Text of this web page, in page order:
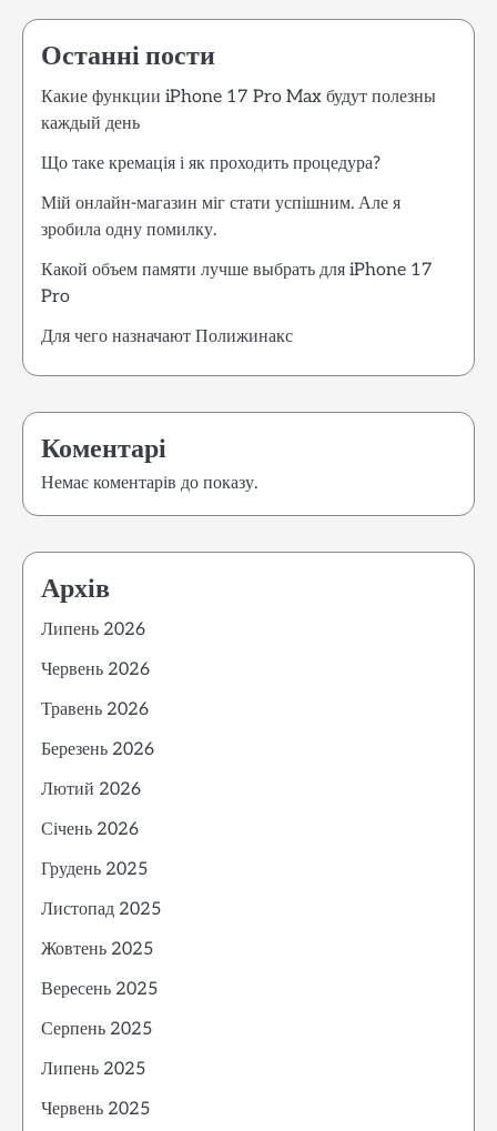
Останні пости
Какие функции iPhone 17 Pro Max будут полезны
каждый день
Що таке кремація і як проходить процедура?
Мій онлайн-магазин міг стати успішним. Але я
зробила одну помилку.
Какой объем памяти лучше выбрать для iPhone 17
Pro
Для чего назначают Полижинакс
Коментарі
Немає коментарів до показу.
Архів
Липень 2026
Червень 2026
Травень 2026
Березень 2026
Лютий 2026
Січень 2026
Грудень 2025
Листопад 2025
Жовтень 2025
Вересень 2025
Серпень 2025
Липень 2025
Червень 2025